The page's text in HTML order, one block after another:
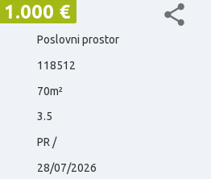
1.000 €
Poslovni prostor
118512
70m²
3.5
PR /
28/07/2026